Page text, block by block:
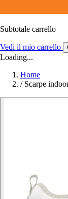
Subtotale carrello
Vedi il mio carrello
Loading...
Home
/ Scarpe